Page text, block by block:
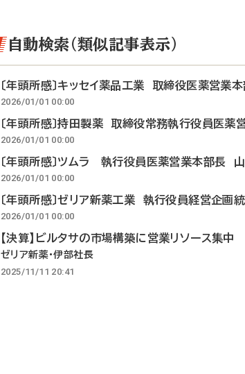
自動検索（類似記事表示）
〔年頭所感〕キッセイ薬品工業 取締役医薬営業
2026/01/01 00:00
〔年頭所感〕持田製薬 取締役常務執行役員医薬
2026/01/01 00:00
〔年頭所感〕ツムラ 執行役員医薬営業本部長
2026/01/01 00:00
〔年頭所感〕ゼリア新薬工業 執行役員経営企画
2026/01/01 00:00
【決算】ビルタサの市場構築に営業リソース集中
ゼリア新薬・伊部社長
2025/11/11 20:41